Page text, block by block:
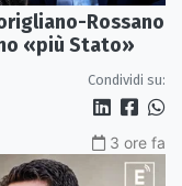
Rossano
«più Stato»
Condividi su:
3 ore fa